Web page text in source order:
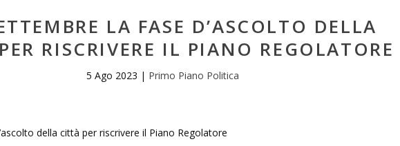
LA FASE D’ASCOLTO DELLA
RISCRIVERE IL PIANO REGOLATORE
5 Ago 2023 | Primo Piano Politica